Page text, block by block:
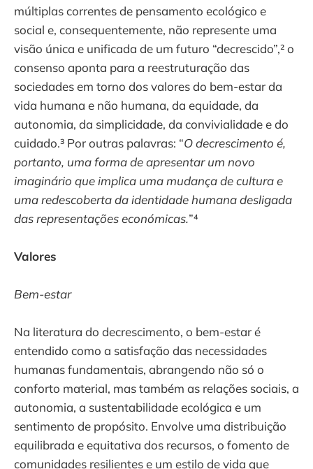
múltiplas correntes de pensamento ecológico e
social e, consequentemente, não represente uma
visão única e unificada de um futuro “decrescido”,² o
consenso aponta para a reestruturação das
sociedades em torno dos valores do bem-estar da
vida humana e não humana, da equidade, da
autonomia, da simplicidade, da convivialidade e do
cuidado.³ Por outras palavras: “O decrescimento é,
portanto, uma forma de apresentar um novo
imaginário que implica uma mudança de cultura e
uma redescoberta da identidade humana desligada
das representações económicas.”⁴
Valores
Bem-estar
Na literatura do decrescimento, o bem-estar é
entendido como a satisfação das necessidades
humanas fundamentais, abrangendo não só o
conforto material, mas também as relações sociais, a
autonomia, a sustentabilidade ecológica e um
sentimento de propósito. Envolve uma distribuição
equilibrada e equitativa dos recursos, o fomento de
comunidades resilientes e um estilo de vida que